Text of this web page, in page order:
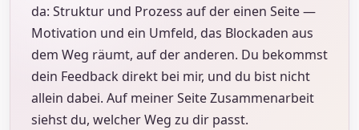
da: Struktur und Prozess auf der einen Seite —
Motivation und ein Umfeld, das Blockaden aus
dem Weg räumt, auf der anderen. Du bekommst
dein Feedback direkt bei mir, und du bist nicht
allein dabei. Auf meiner Seite Zusammenarbeit
siehst du, welcher Weg zu dir passt.